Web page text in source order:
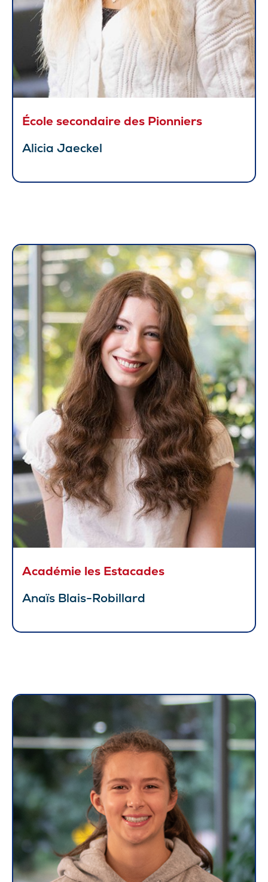
École secondaire des Pionniers
Alicia Jaeckel
Académie les Estacades
Anaïs Blais-Robillard